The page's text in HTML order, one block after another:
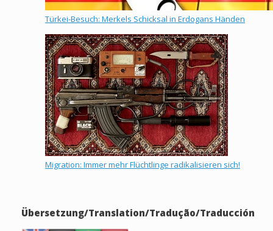
Türkei-Besuch: Merkels Schicksal in Erdogans Händen
Migration: Immer mehr Flüchtlinge radikalisieren sich!
Übersetzung/Translation/Tradução/Traducción